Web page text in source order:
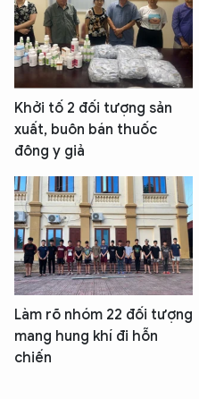
Khởi tố 2 đối tượng sản
xuất, buôn bán thuốc
đông y giả
Làm rõ nhóm 22 đối tượng
mang hung khí đi hỗn
chiến